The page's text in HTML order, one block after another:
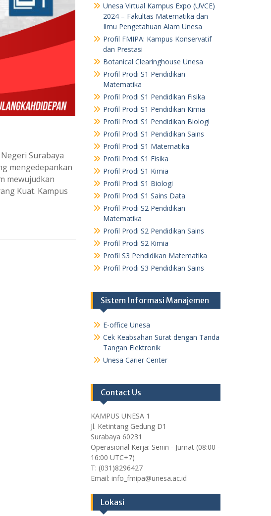
Surabaya
mengedepankan
mewujudkan
Kuat. Kampus
Unesa Virtual Kampus Expo (UVCE)
2024 – Fakultas Matematika dan
Ilmu Pengetahuan Alam Unesa
Profil FMIPA: Kampus Konservatif
dan Prestasi
Botanical Clearinghouse Unesa
Profil Prodi S1 Pendidikan
Matematika
Profil Prodi S1 Pendidikan Fisika
Profil Prodi S1 Pendidikan Kimia
Profil Prodi S1 Pendidikan Biologi
Profil Prodi S1 Pendidikan Sains
Profil Prodi S1 Matematika
Profil Prodi S1 Fisika
Profil Prodi S1 Kimia
Profil Prodi S1 Biologi
Profil Prodi S1 Sains Data
Profil Prodi S2 Pendidikan
Matematika
Profil Prodi S2 Pendidikan Sains
Profil Prodi S2 Kimia
Profil S3 Pendidikan Matematika
Profil Prodi S3 Pendidikan Sains
Sistem Informasi Manajemen
E-office Unesa
Cek Keabsahan Surat dengan Tanda
Tangan Elektronik
Unesa Carier Center
Contact Us
KAMPUS UNESA 1
Jl. Ketintang Gedung D1
Surabaya 60231
Operasional Kerja: Senin - Jumat (08:00 -
16:00 UTC+7)
T: (031)8296427
Email: info_fmipa@unesa.ac.id
Lokasi